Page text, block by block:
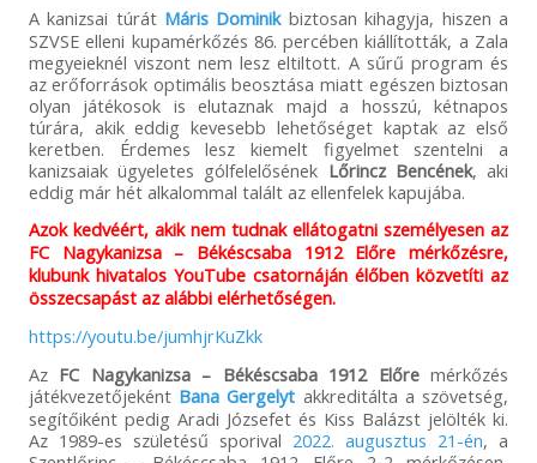
A kanizsai túrát Máris Dominikbiztosan kihagyja, hiszen a
SZVSE elleni kupamérkőzés 86. percében kiállították, a Zala
megyeieknél viszont nem lesz eltiltott. A sűrű program és
az erőforrások optimális beosztása miatt egészen biztosan
olyan játékosok is elutaznak majd a hosszú, kétnapos
túrára, akik eddig kevesebb lehetőséget kaptak az első
keretben. Érdemes lesz kiemelt figyelmet szentelni a
kanizsaiak ügyeletes gólfelelősének Lőrincz Bencének, aki
eddig már hét alkalommal talált az ellenfelek kapujába.
Azok kedvéért, akik nem tudnak ellátogatni személyesen az
FC Nagykanizsa – Békéscsaba 1912 Előre mérkőzésre,
klubunk hivatalos YouTube csatornáján élőben közvetíti az
összecsapást az alábbi elérhetőségen.
https://youtu.be/jumhjrKuZkk
Az FC Nagykanizsa – Békéscsaba 1912 Előremérkőzés
játékvezetőjeként Bana Gergelyt akkreditálta a szövetség,
segítőiként pedig Aradi Józsefet és Kiss Balázst jelölték ki.
Az 1989-es születésű sporival 2022. augusztus 21-én, a